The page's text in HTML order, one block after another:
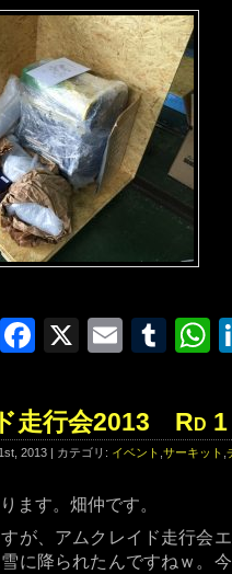
Facebook
X Email
走行会2013 Rd 1
2013 | カテゴリ: イベント サーキット
ます。畑仲です。
が、アムクレイド走行会
に降られたんですねｗ。